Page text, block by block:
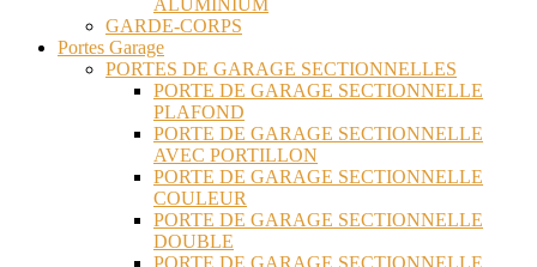
ALUMINIUM
GARDE-CORPS
Portes Garage
PORTES DE GARAGE SECTIONNELLES
PORTE DE GARAGE SECTIONNELLE
PLAFOND
PORTE DE GARAGE SECTIONNELLE
AVEC PORTILLON
PORTE DE GARAGE SECTIONNELLE
COULEUR
PORTE DE GARAGE SECTIONNELLE
DOUBLE